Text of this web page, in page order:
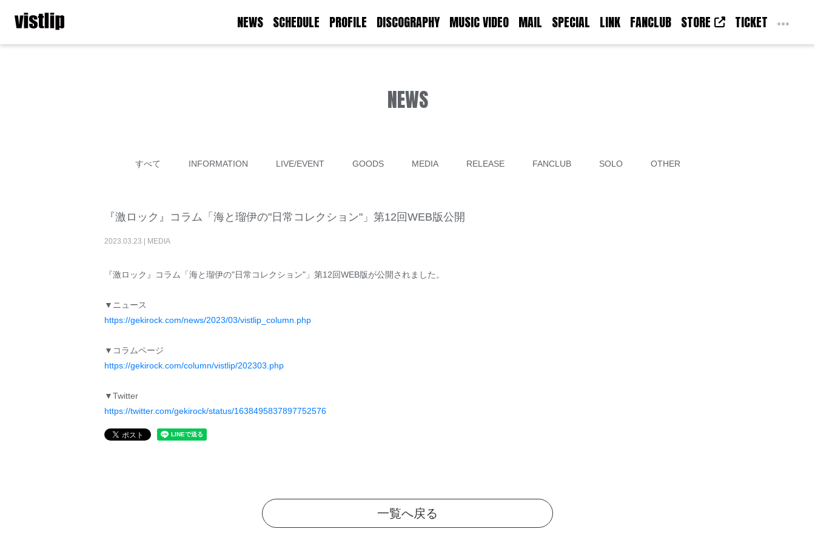
NEWS SCHEDULE PROFILE DISCOGRAPHY MUSIC VIDEO MAIL SPECIAL LINK FANCLUB STORE TICKET
NEWS
すべて INFORMATION LIVE/EVENT GOODS MEDIA RELEASE FANCLUB SOLO OTHER
『激ロック』コラム「海と瑠伊の"日常コレクション"」第12回WEB版公開
2023.03.23 MEDIA
『激ロック』コラム「海と瑠伊の"日常コレクション"」第12回WEB版が公開されました。
▼ニュース
https://gekirock.com/news/2023/03/vistlip_column.php
▼コラムページ
https://gekirock.com/column/vistlip/202303.php
▼Twitter
https://twitter.com/gekirock/status/1638495837897752576
一覧へ戻る